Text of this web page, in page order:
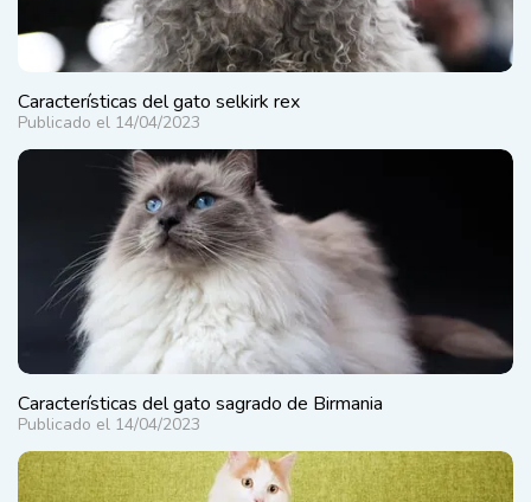
Características del gato selkirk rex
Publicado el 14/04/2023
Características del gato sagrado de Birmania
Publicado el 14/04/2023